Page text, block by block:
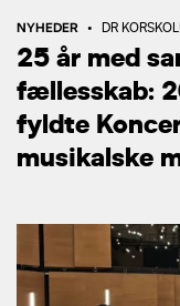
NYHEDER • DR
25 år med
fællesskab:
fyldte
musikalske